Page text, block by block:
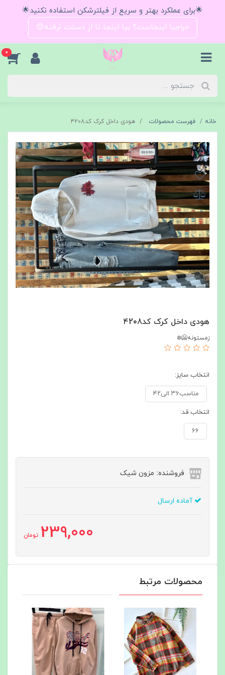
🌟برای عملکرد بهتر و سریع از فیلترشکن استفاده نکنید🌟
حراجیا اینجاست؟ بیا اینجا تا از دستت نرفته😍
0
خانه فهرست محصولات هودی داخل کرک کد۴208
هودی داخل کرک کد۴208
زمستونه🥶❄️
انتخاب سایز:
مناسب۳۶ الی۴۲
انتخاب قد:
۶۶
فروشنده: مزون شیک
آماده ارسال
239,000 تومان
محصولات مرتبط